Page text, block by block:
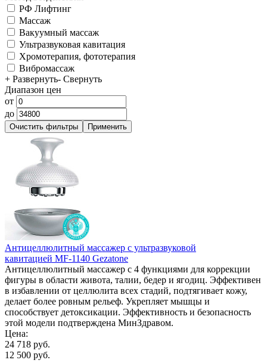
РФ Лифтинг
Массаж
Вакуумный массаж
Ультразвуковая кавитация
Хромотерапия, фототерапия
Вибромассаж
+ Развернуть- Свернуть
Диапазон цен
от
до
Антицеллюлитный массажер с ультразвуковой
кавитацией MF-1140 Gezatone
Антицеллюлитный массажер с 4 функциями для коррекции
фигуры в области живота, талии, бедер и ягодиц. Эффективен
в избавлении от целлюлита всех стадий, подтягивает кожу,
делает более ровным рельеф. Укрепляет мышцы и
способствует детоксикации. Эффективность и безопасность
этой модели подтверждена МинЗдравом.
Цена:
24 718 руб.
12 500 руб.